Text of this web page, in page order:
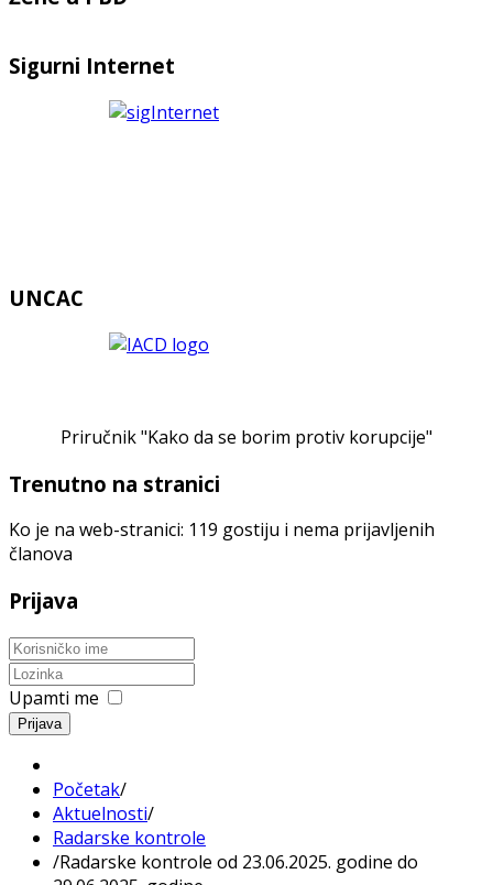
Sigurni Internet
UNCAC
Priručnik "Kako da se borim protiv korupcije"
Trenutno na stranici
Ko je na web-stranici: 119 gostiju i nema prijavljenih
članova
Prijava
Upamti me
Prijava
Početak/
Aktuelnosti/
Radarske kontrole
/Radarske kontrole od 23.06.2025. godine do